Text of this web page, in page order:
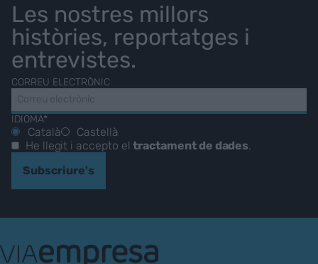
Les nostres millors
històries, reportatges i
entrevistes.
CORREU ELECTRÒNIC
IDIOMA*
Català
Castellà
He llegit i accepto eltractament de dades.
Subscriure's